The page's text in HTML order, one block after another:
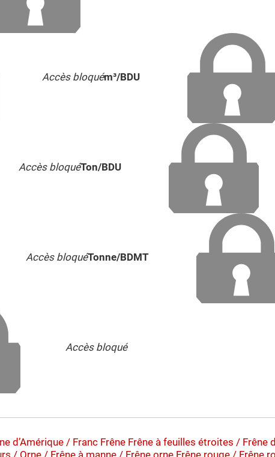
Accès bloquém³/BDU
Accès bloquéTon/BDU
Accès bloquéTonne/BDMT
Accès bloqué
d’Amérique / Franc Frêne Frêne à feuilles étroites / Frêne
/ Orne / Frêne à manne / Frêne orne Frêne rouge / Frêne